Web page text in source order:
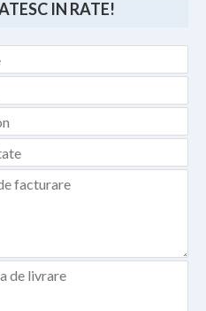
IN RATE!